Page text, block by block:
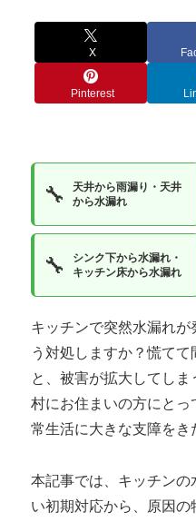
X
Pinterest
🔧
天井から雨漏り・天井
から水漏れ
🔧
シンク下から水漏れ・
キッチン床から水漏れ
キッチンで突然水漏れ
う対処しますか？慌て
と、被害が拡大してし
村にお住まいの方にとっ
常生活に大きな支障をき
本記事では、キッチンの
い初期対応から、原因